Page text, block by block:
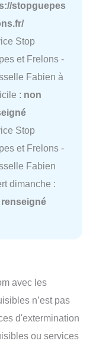
stopguepes
Stop
et Frelons -
Fabien à
: non
Stop
et Frelons -
Fabien
dimanche :
avec les
n’est pas
d'extermination
ou services